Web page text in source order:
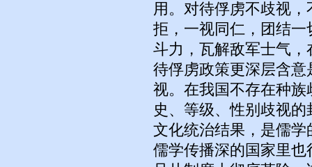
用。对待俘虏不歧视
拒，一视同仁，团结
斗力，瓦解敌军士气
待俘虏政策更深层含
视。在我国不存在种
史、等级、性别歧视
文化统治结果，是儒
儒学传播深的国家里